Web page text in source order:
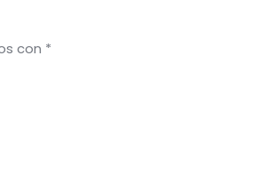
con *